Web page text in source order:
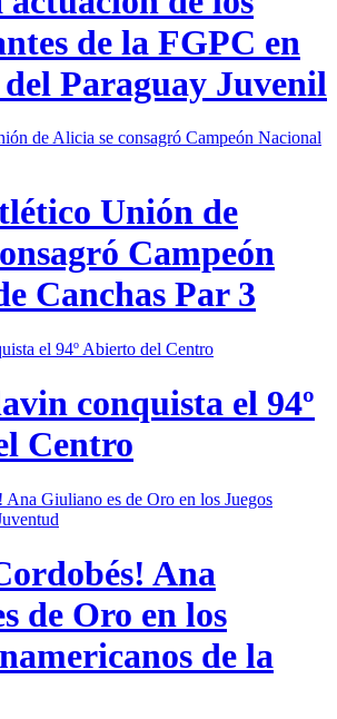
de la FGPC en
Paraguay Juvenil
Unión de
Campeón
Canchas Par 3
conquista el 94º
Centro
Ana
de Oro en los
de la